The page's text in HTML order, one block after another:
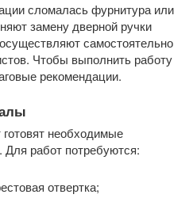
сломалась фурнитура или
замену дверной ручки
самостоятельно
Чтобы выполнить работу
рекомендации.
необходимые
работ потребуются:
отвертка;